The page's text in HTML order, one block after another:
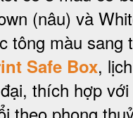
(nâu) và
tông màu sang
Safe Box,
thích hợp
theo phong